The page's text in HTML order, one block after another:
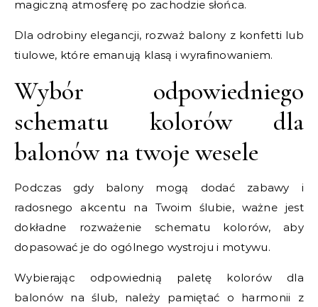
magiczną atmosferę po zachodzie słońca.
Dla odrobiny elegancji, rozważ balony z konfetti lub
tiulowe, które emanują klasą i wyrafinowaniem.
Wybór odpowiedniego
schematu kolorów dla
balonów na twoje wesele
Podczas gdy balony mogą dodać zabawy i
radosnego akcentu na Twoim ślubie, ważne jest
dokładne rozważenie schematu kolorów, aby
dopasować je do ogólnego wystroju i motywu.
Wybierając odpowiednią paletę kolorów dla
balonów na ślub, należy pamiętać o harmonii z